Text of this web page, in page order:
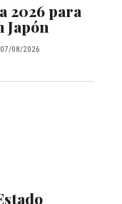
2026 para
Japón
07/08/2026